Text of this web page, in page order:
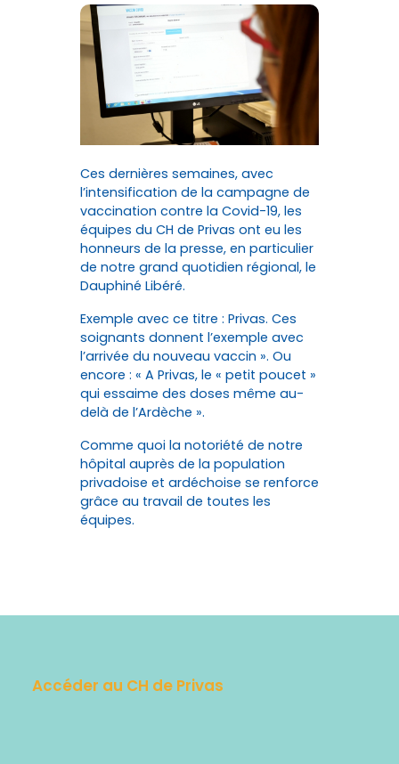
Ces dernières semaines, avec
l’intensification de la campagne de
vaccination contre la Covid-19, les
équipes du CH de Privas ont eu les
honneurs de la presse, en particulier
de notre grand quotidien régional, le
Dauphiné Libéré.
Exemple avec ce titre : Privas. Ces
soignants donnent l’exemple avec
l’arrivée du nouveau vaccin ». Ou
encore : « A Privas, le « petit poucet »
qui essaime des doses même au-
delà de l’Ardèche ».
Comme quoi la notoriété de notre
hôpital auprès de la population
privadoise et ardéchoise se renforce
grâce au travail de toutes les
équipes.
Accéder au CH de Privas